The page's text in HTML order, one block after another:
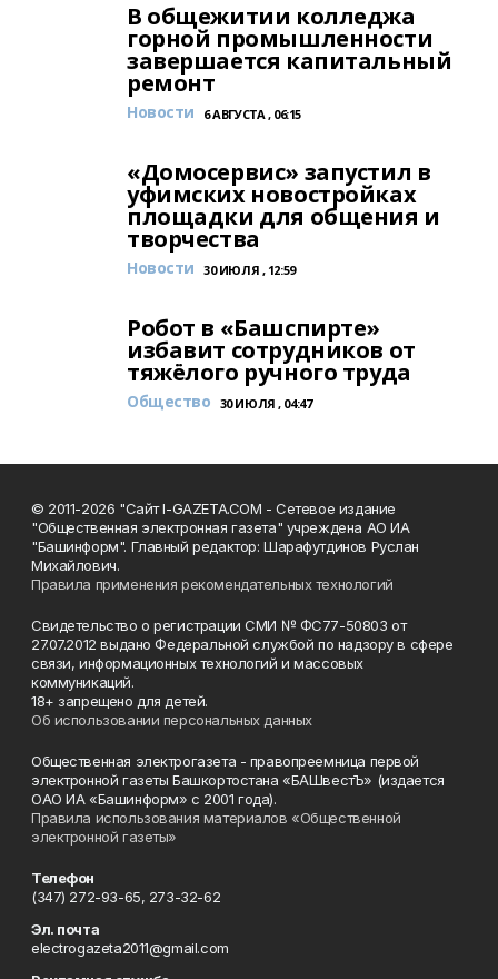
В общежитии колледжа
горной промышленности
завершается капитальный
ремонт
Новости 6 АВГУСТА , 06:15
«Домосервис» запустил в
уфимских новостройках
площадки для общения и
творчества
Новости 30 ИЮЛЯ , 12:59
Робот в «Башспирте»
избавит сотрудников от
тяжёлого ручного труда
Общество 30 ИЮЛЯ , 04:47
© 2011-2026 "Сайт I-GAZETA.COM - Сетевое издание
"Общественная электронная газета" учреждена АО ИА
"Башинформ". Главный редактор: Шарафутдинов Руслан
Михайлович.
Правила применения рекомендательных технологий
Свидетельство о регистрации СМИ № ФС77-50803 от
27.07.2012 выдано Федеральной службой по надзору в сфере
связи, информационных технологий и массовых
коммуникаций.
18+ запрещено для детей.
Об использовании персональных данных
Общественная электрогазета - правопреемница первой
электронной газеты Башкортостана «БАШвестЪ» (издается
ОАО ИА «Башинформ» с 2001 года).
Правила использования материалов «Общественной
электронной газеты»
Телефон
(347) 272-93-65, 273-32-62
Эл. почта
electrogazeta2011@gmail.com